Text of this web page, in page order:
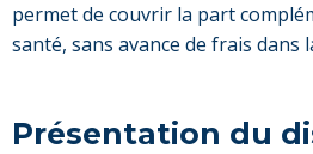
permet de couvrir la part
santé, sans avance de frais dans
Présentation du